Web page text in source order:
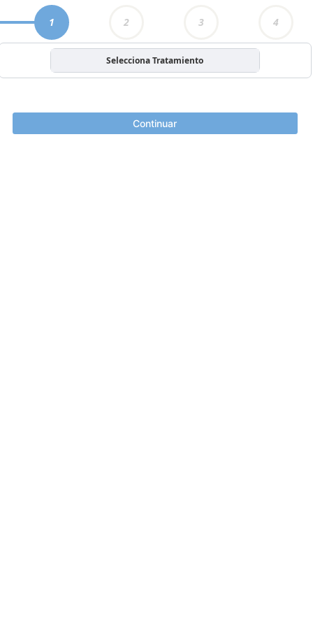
1 2 3 4
Selecciona Tratamiento
Continuar